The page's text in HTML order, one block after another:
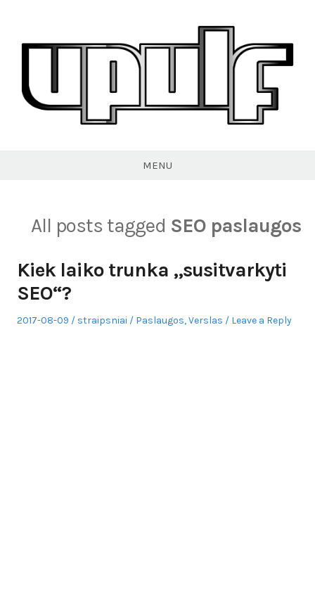
content
MENU
All posts tagged SEO paslaugos
Kiek laiko trunka „susitvarkyti
SEO“?
Posted
2017-08-09 Author
straipsniai
Posted
Paslaugos,Verslas Leave a Reply